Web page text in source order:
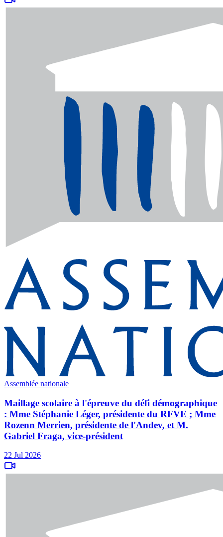
Assemblée nationale
Maillage scolaire à l'épreuve du défi démographique
: Mme Stéphanie Léger, présidente du RFVE ; Mme
Rozenn Merrien, présidente de l'Andev, et M.
Gabriel Fraga, vice-président
22 Jul 2026